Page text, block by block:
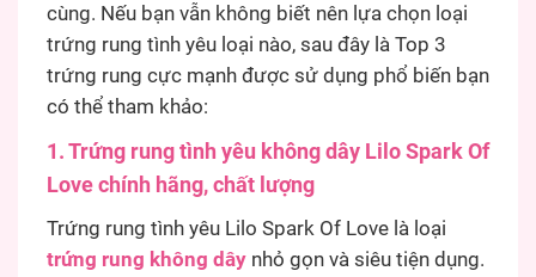
cùng. Nếu bạn vẫn không biết nên lựa chọn loại
trứng rung tình yêu loại nào, sau đây là Top 3
trứng rung cực mạnh được sử dụng phổ biến bạn
có thể tham khảo:
1. Trứng rung tình yêu không dây Lilo Spark Of
Love chính hãng, chất lượng
Trứng rung tình yêu Lilo Spark Of Love là loại
trứng rung không dây nhỏ gọn và siêu tiện dụng.